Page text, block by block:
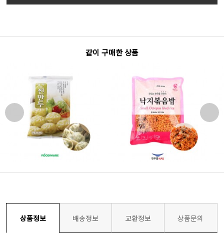
같이 구매한 상품
상품정보 배송정보 교환정보 상품문의